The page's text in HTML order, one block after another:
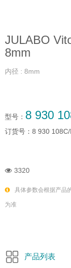
JULABO
8mm
内径 : 8mm
型号： 8 930
订货号： 8 930 108C/
3320
具体参数会根据产品
为准
产品列表